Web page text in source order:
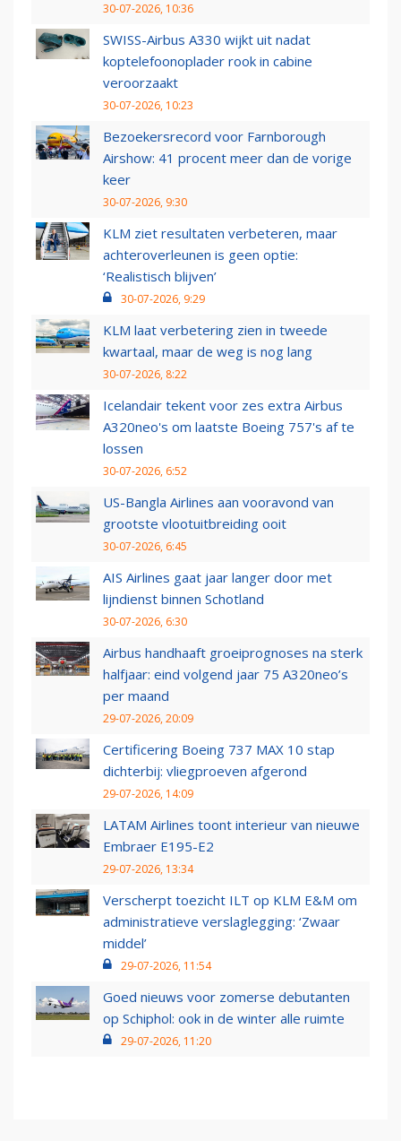
30-07-2026, 10:36
SWISS-Airbus A330 wijkt uit nadat
koptelefoonoplader rook in cabine
veroorzaakt
30-07-2026, 10:23
Bezoekersrecord voor Farnborough
Airshow: 41 procent meer dan de vorige
keer
30-07-2026, 9:30
KLM ziet resultaten verbeteren, maar
achteroverleunen is geen optie:
‘Realistisch blijven’
30-07-2026, 9:29
KLM laat verbetering zien in tweede
kwartaal, maar de weg is nog lang
30-07-2026, 8:22
Icelandair tekent voor zes extra Airbus
A320neo's om laatste Boeing 757's af te
lossen
30-07-2026, 6:52
US-Bangla Airlines aan vooravond van
grootste vlootuitbreiding ooit
30-07-2026, 6:45
AIS Airlines gaat jaar langer door met
lijndienst binnen Schotland
30-07-2026, 6:30
Airbus handhaaft groeiprognoses na sterk
halfjaar: eind volgend jaar 75 A320neo’s
per maand
29-07-2026, 20:09
Certificering Boeing 737 MAX 10 stap
dichterbij: vliegproeven afgerond
29-07-2026, 14:09
LATAM Airlines toont interieur van nieuwe
Embraer E195-E2
29-07-2026, 13:34
Verscherpt toezicht ILT op KLM E&M om
administratieve verslaglegging: ‘Zwaar
middel’
29-07-2026, 11:54
Goed nieuws voor zomerse debutanten
op Schiphol: ook in de winter alle ruimte
29-07-2026, 11:20